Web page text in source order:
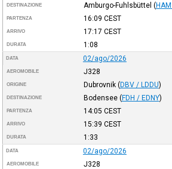
DESTINAZIONE Amburgo-Fuhlsbüttel (
PARTENZA 16:09 CEST
ARRIVO 17:17 CEST
DURATA 1:08
DATA 02/ago/2026
AEROMOBILE J328
ORIGINE Dubrovnik (DBV / LDDU)
DESTINAZIONE Bodensee (FDH / EDNY)
PARTENZA 14:05 CEST
ARRIVO 15:39 CEST
DURATA 1:33
DATA 02/ago/2026
AEROMOBILE J328